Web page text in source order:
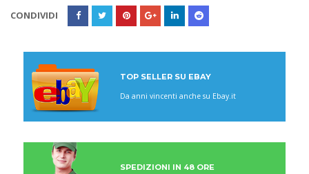
CONDIVIDI
TOP SELLER SU EBAY
Da anni vincenti anche su Ebay.it
SPEDIZIONI IN 48 ORE